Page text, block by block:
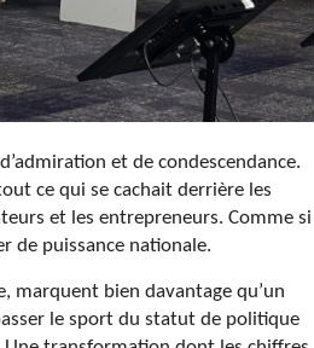
et de condescendance.
ce qui se cachait derrière les
et les entrepreneurs. Comme si
de puissance nationale.
marquent bien davantage qu’un
le sport du statut de politique